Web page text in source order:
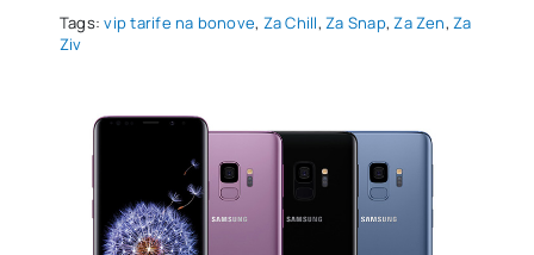
Tags:vip tarife na bonove, Za Chill,Za Snap,Za Zen,Za
Ziv